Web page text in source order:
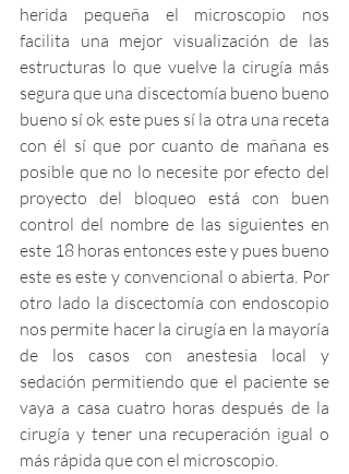
herida pequeña el microscopio nos
facilita una mejor visualización de las
estructuras lo que vuelve la cirugía más
segura que una discectomía bueno bueno
bueno sí ok este pues sí la otra una receta
con él sí que por cuanto de mañana es
posible que no lo necesite por efecto del
proyecto del bloqueo está con buen
control del nombre de las siguientes en
este 18 horas entonces este y pues bueno
este es este y convencional o abierta. Por
otro lado la discectomía con endoscopio
nos permite hacer la cirugía en la mayoría
de los casos con anestesia local y
sedación permitiendo que el paciente se
vaya a casa cuatro horas después de la
cirugía y tener una recuperación igual o
más rápida que con el microscopio.